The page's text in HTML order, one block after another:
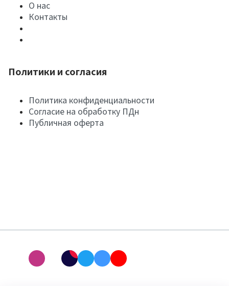
О нас
Контакты
Политики и согласия
Политика конфиденциальности
Согласие на обработку ПДн
Публичная оферта